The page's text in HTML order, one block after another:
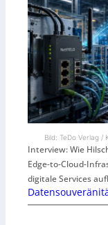
Bild: TeDo Verlag /
Interview: Wie
Edge-to-Cloud-
digitale Services